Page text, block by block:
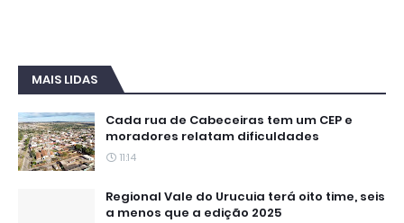
MAIS LIDAS
Cada rua de Cabeceiras tem um CEP e
moradores relatam dificuldades
11:14
Regional Vale do Urucuia terá oito time, seis
a menos que a edição 2025